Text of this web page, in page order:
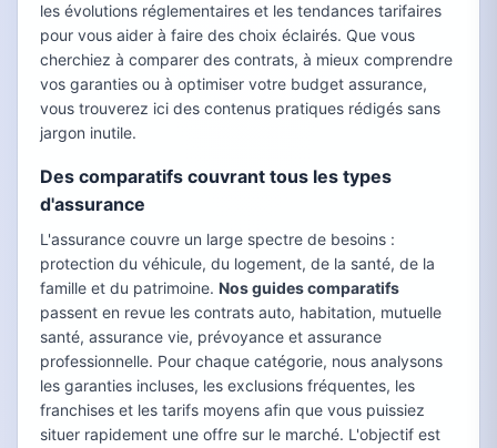
les évolutions réglementaires et les tendances tarifaires
pour vous aider à faire des choix éclairés. Que vous
cherchiez à comparer des contrats, à mieux comprendre
vos garanties ou à optimiser votre budget assurance,
vous trouverez ici des contenus pratiques rédigés sans
jargon inutile.
Des comparatifs couvrant tous les types
d'assurance
L'assurance couvre un large spectre de besoins :
protection du véhicule, du logement, de la santé, de la
famille et du patrimoine. Nos guides comparatifs
passent en revue les contrats auto, habitation, mutuelle
santé, assurance vie, prévoyance et assurance
professionnelle. Pour chaque catégorie, nous analysons
les garanties incluses, les exclusions fréquentes, les
franchises et les tarifs moyens afin que vous puissiez
situer rapidement une offre sur le marché. L'objectif est